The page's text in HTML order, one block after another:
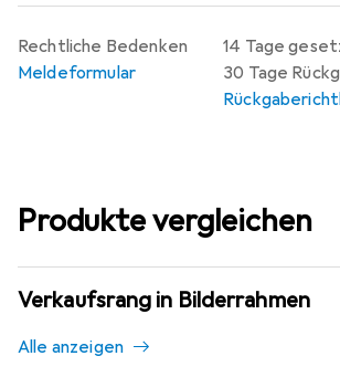
14 Tage
30 Tage
Rechtliche Bedenken
Meldeformular
Produkte vergleichen
Verkaufsrang in Bilderrahmen
Alle anzeigen